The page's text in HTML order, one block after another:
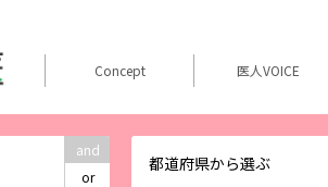
and
or
都道府県から選ぶ
Concept 医人VOICE